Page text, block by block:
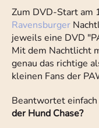
Zum DVD-Start am
Ravensburger
jeweils eine DVD
Mit dem Nachtlicht
genau das richtige
kleinen Fans der
Beantwortet
der Hund Chase?